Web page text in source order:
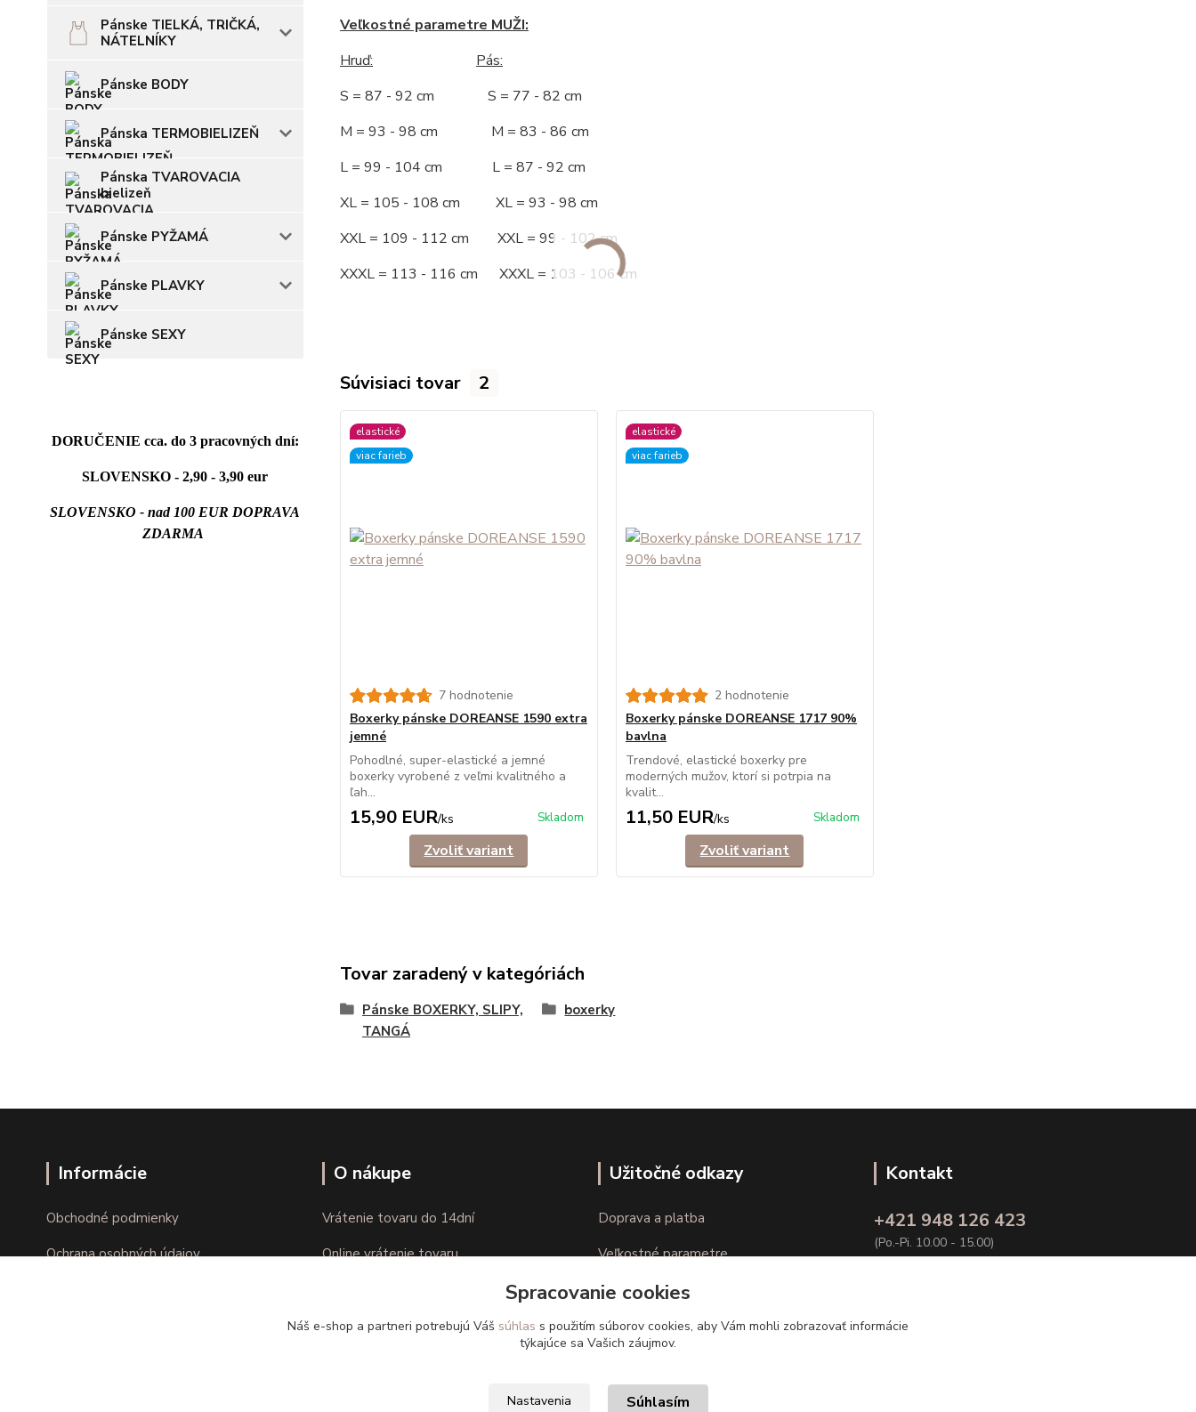
Pánske TIELKÁ, TRIČKÁ,
NÁTELNÍKY
Pánske BODY
Pánska TERMOBIELIZEŇ
Pánska TVAROVACIA
bielizeň
Pánske PYŽAMÁ
Pánske PLAVKY
Pánske SEXY
DORUČENIE cca. do 3 pracovných dní:
SLOVENSKO - 2,90 - 3,90 eur
SLOVENSKO - nad 100 EUR DOPRAVA
ZDARMA
Veľkostné parametre MUŽI:
Hruď:
Pás:
S = 87 - 92 cm S = 77 - 82 cm
M = 93 - 98 cm M = 83 - 86 cm
L = 99 - 104 cm L = 87 - 92 cm
XL = 105 - 108 cm XL = 93 - 98 cm
XXL = 109 - 112 cm XXL = 99 - 102 cm
XXXL = 113 - 116 cm XXXL = 103 - 106 cm
Súvisiaci tovar 2
elastické
viac farieb
7 hodnotenie
Boxerky pánske DOREANSE 1590 extra
jemné
Pohodlné, super-elastické a jemné
boxerky vyrobené z veľmi kvalitného a
ľah...
15,90 EUR/ks Skladom
Zvoliť variant
elastické
viac farieb
2 hodnotenie
Boxerky pánske DOREANSE 1717 90%
bavlna
Trendové, elastické boxerky pre
moderných mužov, ktorí si potrpia na
kvalit...
11,50 EUR/ks Skladom
Zvoliť variant
Tovar zaradený v kategóriách
Pánske BOXERKY, SLIPY,
TANGÁ
boxerky
Informácie
Obchodné podmienky
Ochrana osobných údajov
O nákupe
Vrátenie tovaru do 14dní
Online vrátenie tovaru
Užitočné odkazy
Doprava a platba
Veľkostné parametre
Ako nakupovať
Kontakt
+421 948 126 423
(Po.-Pi. 10.00 - 15.00)
Spracovanie cookies
Náš e-shop a partneri potrebujú Váš súhlas s použitím súborov cookies, aby Vám mohli zobrazovať informácie
týkajúce sa Vašich záujmov.
Nastavenia Súhlasím